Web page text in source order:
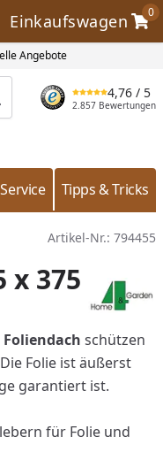
Angebote
Einkaufswagen
0
Einkaufswagen
suchen
4,76 / 5
2.857 Bewertungen
Service Tipps & Tricks
Artikel-Nr.: 794455
x 375
Foliendach schützen
Folie ist äußerst
garantiert ist.
für Folie und